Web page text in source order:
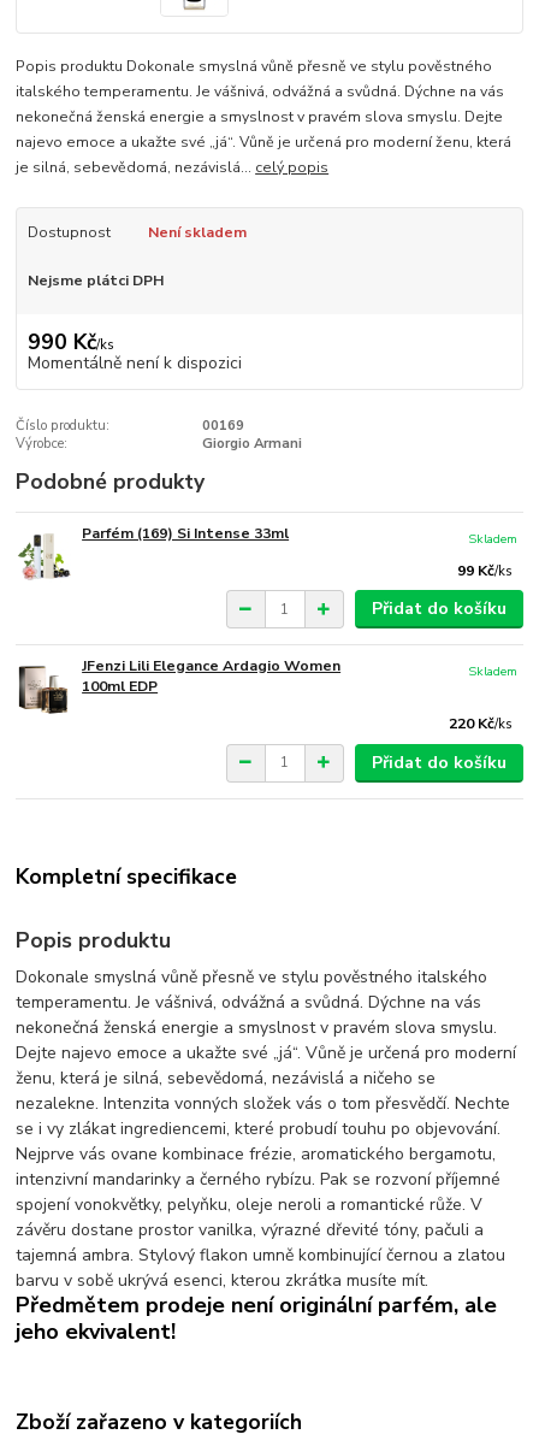
Popis produktu Dokonale smyslná vůně přesně ve stylu pověstného
italského temperamentu. Je vášnivá, odvážná a svůdná. Dýchne na vás
nekonečná ženská energie a smyslnost v pravém slova smyslu. Dejte
najevo emoce a ukažte své „já“. Vůně je určená pro moderní ženu, která
je silná, sebevědomá, nezávislá... celý popis
Dostupnost Není skladem
Nejsme plátci DPH
990 Kč/ks
Momentálně není k dispozici
Číslo produktu:
00169
Výrobce:
Giorgio Armani
Podobné produkty
Parfém (169) Si Intense 33ml
99 Kč/ks
Skladem
Přidat do košíku
JFenzi Lili Elegance Ardagio Women
100ml EDP
220 Kč/ks
Skladem
Přidat do košíku
Kompletní specifikace
Popis produktu
Dokonale smyslná vůně přesně ve stylu pověstného italského
temperamentu. Je vášnivá, odvážná a svůdná. Dýchne na vás
nekonečná ženská energie a smyslnost v pravém slova smyslu.
Dejte najevo emoce a ukažte své „já“. Vůně je určená pro moderní
ženu, která je silná, sebevědomá, nezávislá a ničeho se
nezalekne. Intenzita vonných složek vás o tom přesvědčí. Nechte
se i vy zlákat ingrediencemi, které probudí touhu po objevování.
Nejprve vás ovane kombinace frézie, aromatického bergamotu,
intenzivní mandarinky a černého rybízu. Pak se rozvoní příjemné
spojení vonokvětky, pelyňku, oleje neroli a romantické růže. V
závěru dostane prostor vanilka, výrazné dřevité tóny, pačuli a
tajemná ambra. Stylový flakon umně kombinující černou a zlatou
barvu v sobě ukrývá esenci, kterou zkrátka musíte mít.
Předmětem prodeje není originální parfém, ale
jeho ekvivalent!
Zboží zařazeno v kategoriích